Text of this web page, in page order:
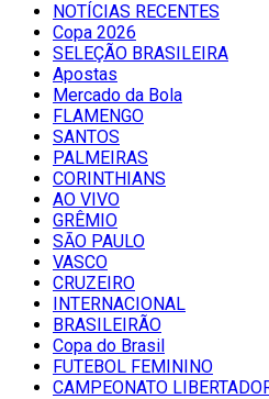
NOTÍCIAS RECENTES
Copa 2026
SELEÇÃO BRASILEIRA
Apostas
Mercado da Bola
FLAMENGO
SANTOS
PALMEIRAS
CORINTHIANS
AO VIVO
GRÊMIO
SĀO PAULO
VASCO
CRUZEIRO
INTERNACIONAL
BRASILEIRÃO
Copa do Brasil
FUTEBOL FEMININO
CAMPEONATO